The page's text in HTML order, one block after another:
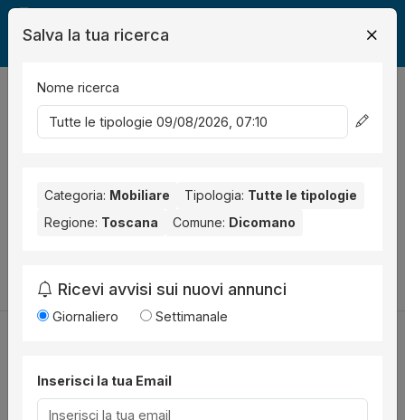
Legalmente Mobili
risultati Ordina per
Nessun risultato per la Provincia selezionata: Firenze.
Prova a modificare i parametri di ricerca:
Utilità
Salva la tua ricerca
Nome ricerca
Categoria: Mobiliare Tipologia: Tutte le tipologie
Regione: Toscana Comune: Dicomano
Ricevi avvisi sui nuovi annunci
Giornaliero Settimanale
Inserisci la tua Email